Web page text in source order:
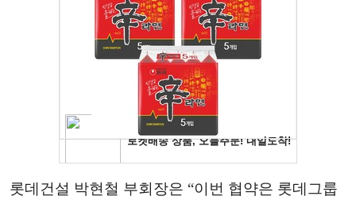
롯데건설 박현철 부회장은 “이번 협약은 롯데그룹